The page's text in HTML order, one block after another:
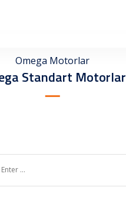
Omega Motorlar
Standart Motorlar